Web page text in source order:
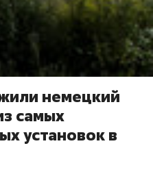
немецкий
самых
установок в